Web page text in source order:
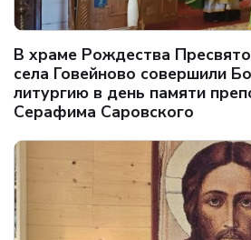
В храме Рождества
села Говейново совершили
литургию в день памяти
Серафима Саровского